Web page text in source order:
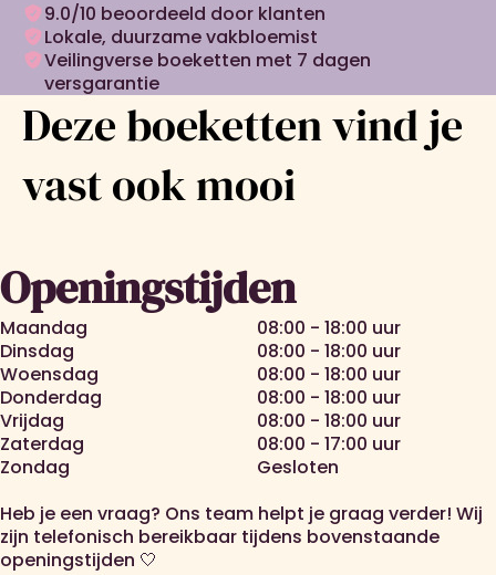
9.0/10 beoordeeld door klanten
Lokale, duurzame vakbloemist
Veilingverse boeketten met 7 dagen
versgarantie
Deze boeketten vind je
vast ook mooi
Openingstijden
Maandag
Dinsdag
Woensdag
Donderdag
Vrijdag
Zaterdag
Zondag
08:00 - 18:00 uur
08:00 - 18:00 uur
08:00 - 18:00 uur
08:00 - 18:00 uur
08:00 - 18:00 uur
08:00 - 17:00 uur
Gesloten
Heb je een vraag? Ons team helpt je graag verder! Wij
zijn telefonisch bereikbaar tijdens bovenstaande
openingstijden 🤍